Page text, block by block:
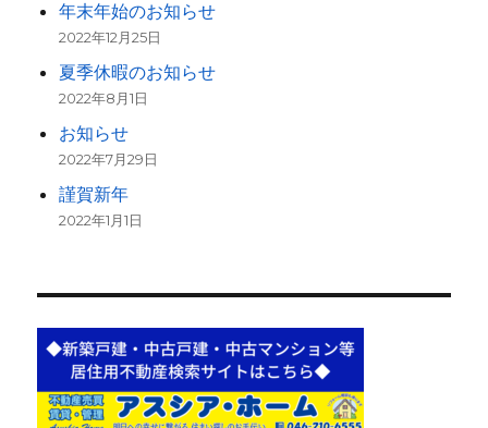
年末年始のお知らせ
2022年12月25日
夏季休暇のお知らせ
2022年8月1日
お知らせ
2022年7月29日
謹賀新年
2022年1月1日